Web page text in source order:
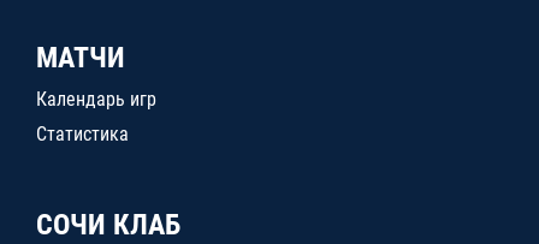
МАТЧИ
Календарь игр
Статистика
СОЧИ КЛАБ